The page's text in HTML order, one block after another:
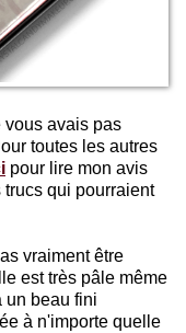
vous avais pas
toutes les autres
pour lire mon avis
qui pourraient
vraiment être
est très pâle même
un beau fini
à n'importe quelle